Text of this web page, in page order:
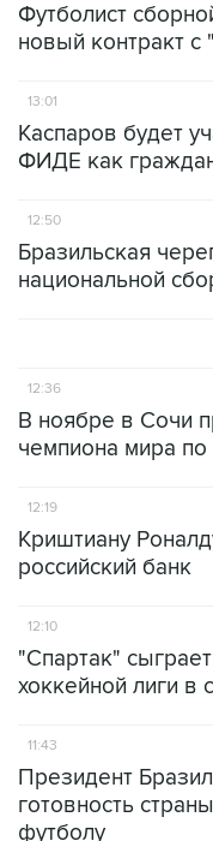
Футболист
новый контракт
13:01
Каспаров будет
ФИДЕ как
12:50
Бразильская
национальной
12:36
В ноябре в Сочи
чемпиона мира
12:19
Криштиану
российский банк
12:10
"Спартак"
хоккейной лиги
11:43
Президент
готовность
футболу